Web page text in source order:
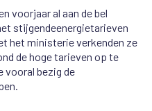
voorjaar al aan de bel
stijgendeenergietarieven
het ministerieverkenden ze
de hoge tarieven op te
vooral bezig de